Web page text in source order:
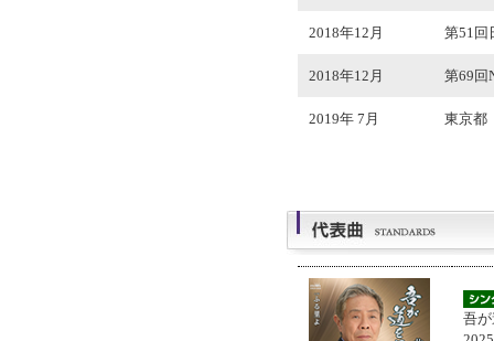
2018年12月 第51回
2018年12月 第69回
2019年 7月 東京都
吾